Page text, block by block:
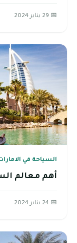
📅 29 يناير 2024
السياحة في
أهم معالم
📅 24 يناير 2024